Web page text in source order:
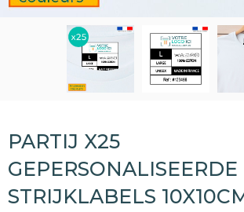
PARTIJ X25
GEPERSONALISEERDE
STRIJKLABELS